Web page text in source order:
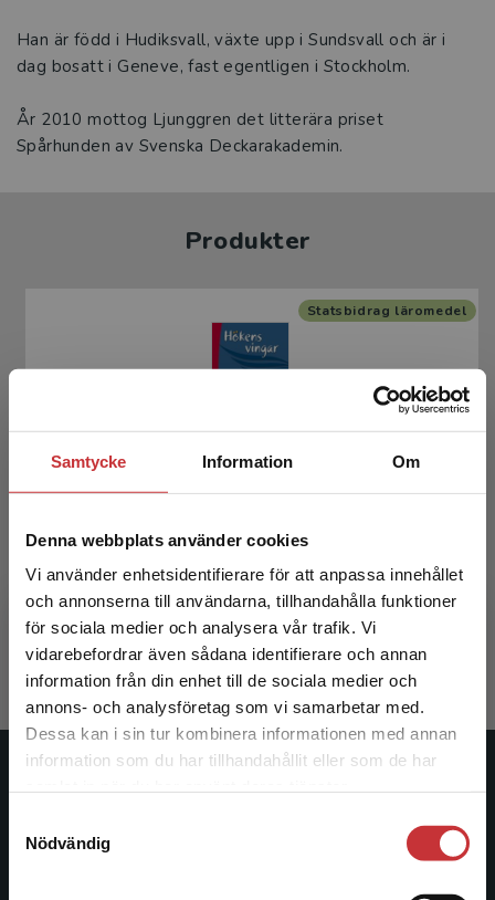
Samtycke Information Om
Denna webbplats använder cookies
Vi använder enhetsidentifierare för att anpassa innehållet
och annonserna till användarna, tillhandahålla funktioner
för sociala medier och analysera vår trafik. Vi
vidarebefordrar även sådana identifierare och annan
information från din enhet till de sociala medier och
annons- och analysföretag som vi samarbetar med.
Dessa kan i sin tur kombinera informationen med annan
information som du har tillhandahållit eller som de har
Nödvändig
Begränsad fraktregion
Det verkar som att du besöker
studentlitteratur.se via en enhet utanför Sverige.
Vi erbjuder inte leveranser utanför Sverige. För
att kunna slutföra ett köp måste
Han är född i Hudiksvall, växte upp i Sundsvall och är i
dag bosatt i Geneve, fast egentligen i Stockholm.
År 2010 mottog Ljunggren det litterära priset
Spårhunden av Svenska Deckarakademin.
Produkter
Digital lärarlicens 36 mån
Pihlgren, Ann
1 046 kr
inkl. moms
Statsbidrag läromedel
Studentlitteratur
Studentlitteratur grundades 1963 och är idag Sveriges
ledande utbildningsförlag. Med läromedel, kurslitteratur,